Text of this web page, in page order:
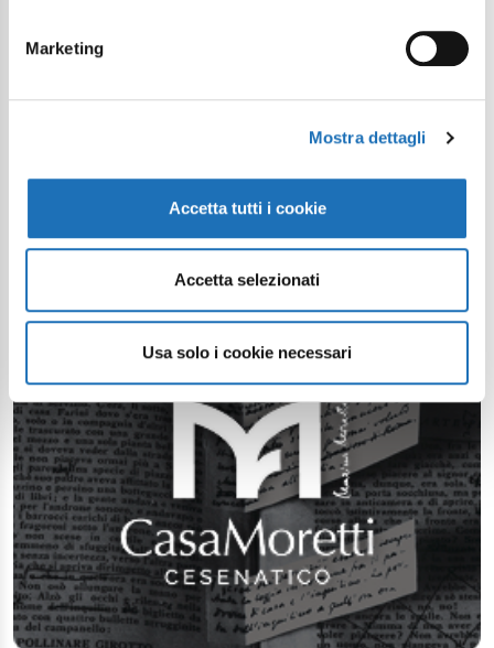
Marketing
Mostra dettagli
Accetta tutti i cookie
Accetta selezionati
Usa solo i cookie necessari